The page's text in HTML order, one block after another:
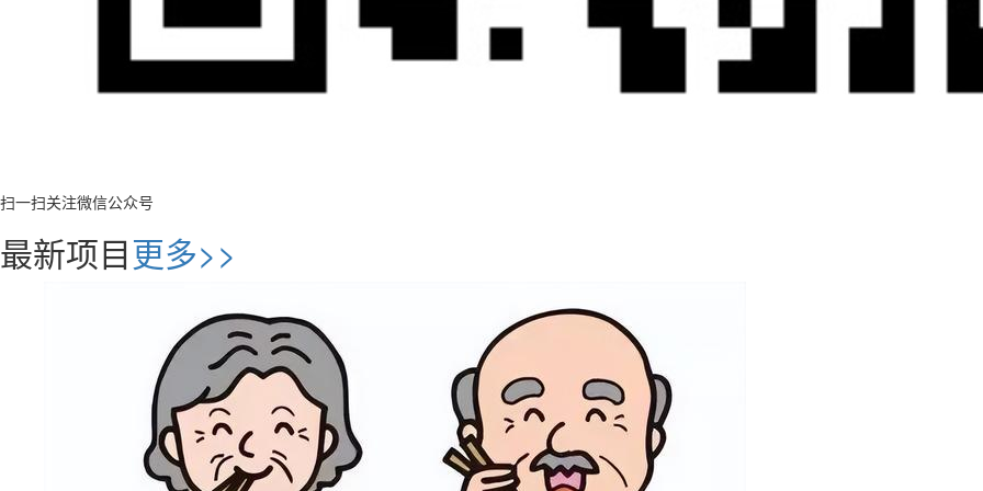
扫一扫关注微信公众号
最新项目更多>>